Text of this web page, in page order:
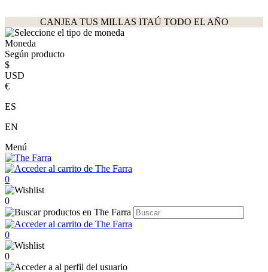
CANJEA TUS MILLAS ITAÚ TODO EL AÑO
Moneda
Según producto
$
USD
€
ES
EN
Menú
0
0
0
0